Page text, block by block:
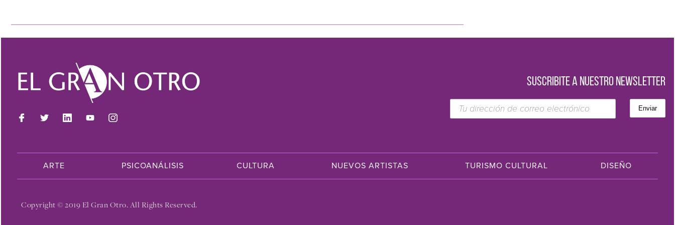
SUSCRIBITE A NUESTRO NEWSLETTER
ARTE PSICOANÁLISIS CULTURA NUEVOS ARTISTAS TURISMO CULTURAL DISEÑO
Copyright © 2019 El Gran Otro. All Rights Reserved.